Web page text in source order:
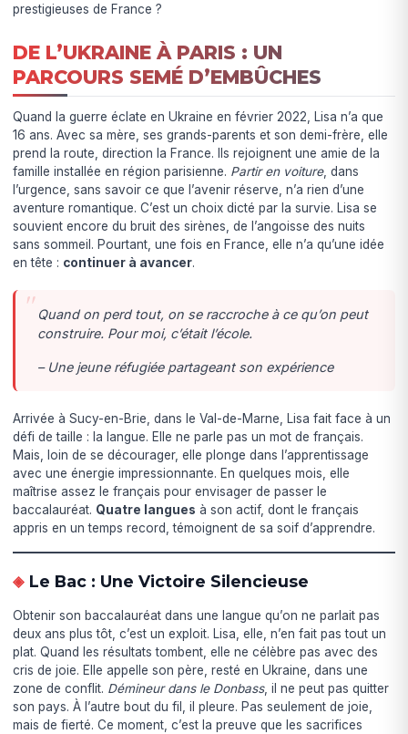
prestigieuses de France ?
DE L’UKRAINE À PARIS : UN
PARCOURS SEMÉ D’EMBÛCHES
Quand la guerre éclate en Ukraine en février 2022, Lisa n’a que
16 ans. Avec sa mère, ses grands-parents et son demi-frère, elle
prend la route, direction la France. Ils rejoignent une amie de la
famille installée en région parisienne. Partir en voiture, dans
l’urgence, sans savoir ce que l’avenir réserve, n’a rien d’une
aventure romantique. C’est un choix dicté par la survie. Lisa se
souvient encore du bruit des sirènes, de l’angoisse des nuits
sans sommeil. Pourtant, une fois en France, elle n’a qu’une idée
en tête : continuer à avancer.
Quand on perd tout, on se raccroche à ce qu’on peut
construire. Pour moi, c’était l’école.
– Une jeune réfugiée partageant son expérience
Arrivée à Sucy-en-Brie, dans le Val-de-Marne, Lisa fait face à un
défi de taille : la langue. Elle ne parle pas un mot de français.
Mais, loin de se décourager, elle plonge dans l’apprentissage
avec une énergie impressionnante. En quelques mois, elle
maîtrise assez le français pour envisager de passer le
baccalauréat. Quatre langues à son actif, dont le français
appris en un temps record, témoignent de sa soif d’apprendre.
Le Bac : Une Victoire Silencieuse
Obtenir son baccalauréat dans une langue qu’on ne parlait pas
deux ans plus tôt, c’est un exploit. Lisa, elle, n’en fait pas tout un
plat. Quand les résultats tombent, elle ne célèbre pas avec des
cris de joie. Elle appelle son père, resté en Ukraine, dans une
zone de conflit. Démineur dans le Donbass, il ne peut pas quitter
son pays. À l’autre bout du fil, il pleure. Pas seulement de joie,
mais de fierté. Ce moment, c’est la preuve que les sacrifices